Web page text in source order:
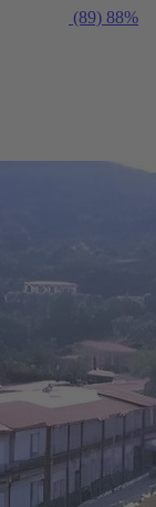
(89) 88%